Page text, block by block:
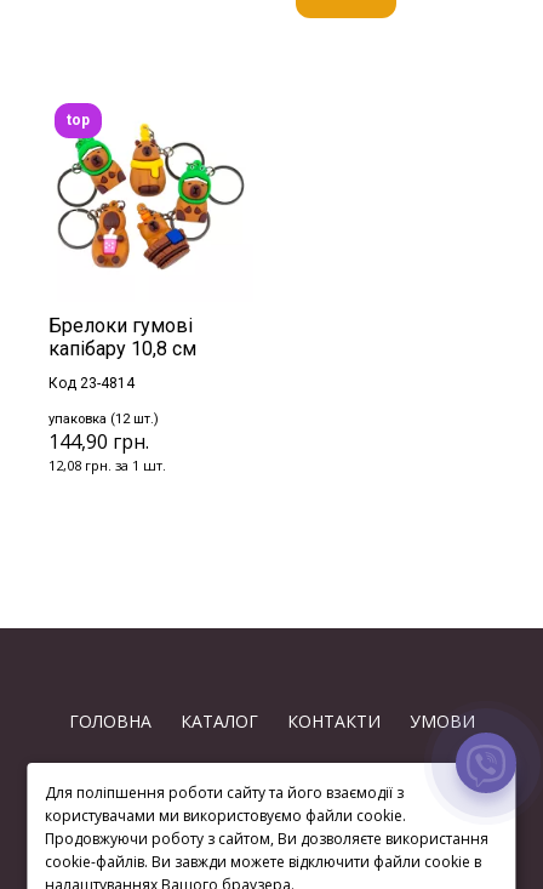
Брелоки гумові
капібару 10,8 см
Код 23-4814
упаковка (12 шт.)
144,90 грн.
12,08 грн. за 1 шт.
top
ГОЛОВНА КАТАЛОГ КОНТАКТИ УМОВИ
(063) 872 74-97
Для поліпшення роботи сайту та його взаємодії з
користувачами ми використовуємо файли cookie.
Продовжуючи роботу з сайтом, Ви дозволяєте використання
cookie-файлів. Ви завжди можете відключити файли cookie в
налаштуваннях Вашого браузера.